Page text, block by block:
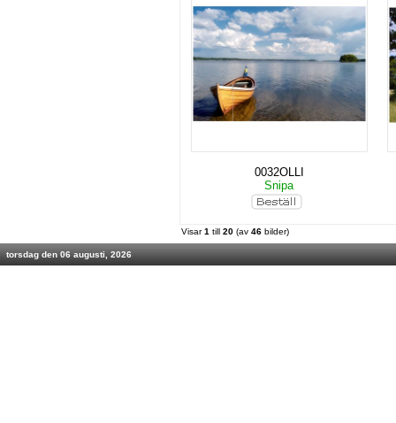
0032OLLI
Snipa
Visar1 till 20 (av 46 bilder)
torsdag den 06 augusti, 2026